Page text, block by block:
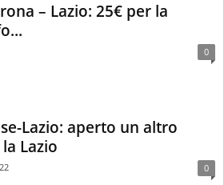
– Lazio: 25€ per la
0
Lazio: aperto un altro
Lazio
0